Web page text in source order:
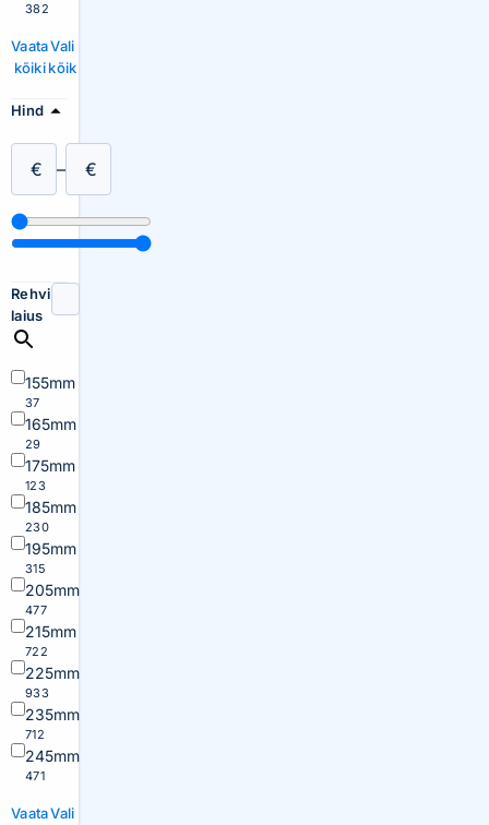
382
Vaata
kõiki
Vali
kõik
Hind
€ – €
Rehvi
laius
155mm
37
165mm
29
175mm
123
185mm
230
195mm
315
205mm
477
215mm
722
225mm
933
235mm
712
245mm
471
VaataVali